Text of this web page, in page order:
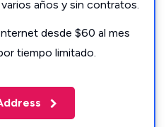
años y sin contratos.
desde $60 al mes
tiempo limitado.